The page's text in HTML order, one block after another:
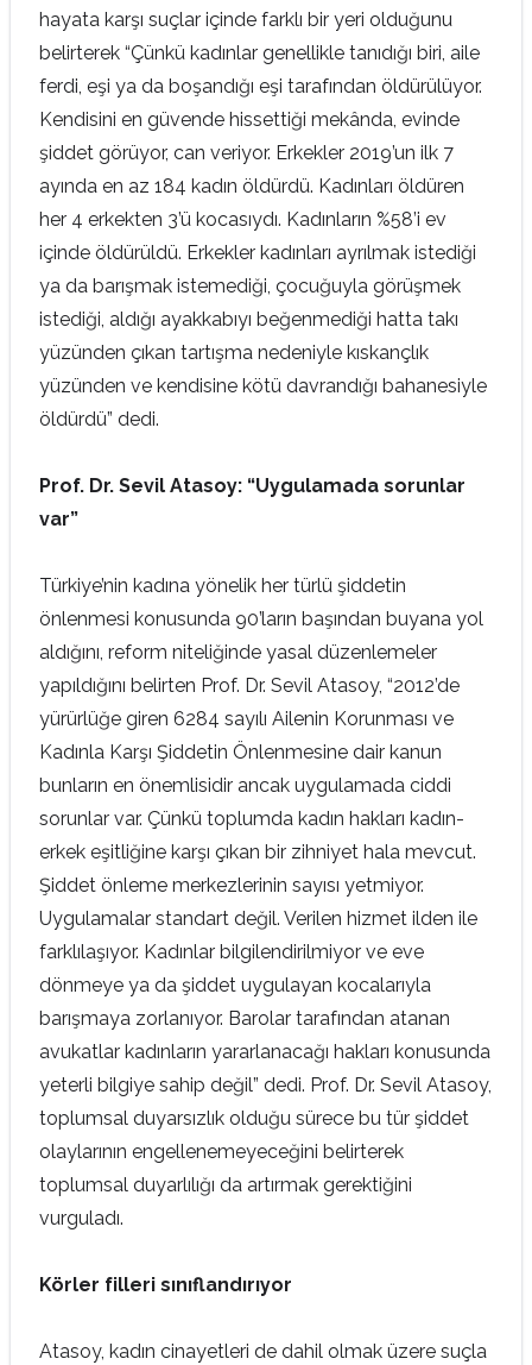
hayata karşı suçlar içinde farklı bir yeri olduğunu
belirterek “Çünkü kadınlar genellikle tanıdığı biri, aile
ferdi, eşi ya da boşandığı eşi tarafından öldürülüyor.
Kendisini en güvende hissettiği mekânda, evinde
şiddet görüyor, can veriyor. Erkekler 2019’un ilk 7
ayında en az 184 kadın öldürdü. Kadınları öldüren
her 4 erkekten 3’ü kocasıydı. Kadınların %58’i ev
içinde öldürüldü. Erkekler kadınları ayrılmak istediği
ya da barışmak istemediği, çocuğuyla görüşmek
istediği, aldığı ayakkabıyı beğenmediği hatta takı
yüzünden çıkan tartışma nedeniyle kıskançlık
yüzünden ve kendisine kötü davrandığı bahanesiyle
öldürdü” dedi.
Prof. Dr. Sevil Atasoy: “Uygulamada sorunlar
var”
Türkiye’nin kadına yönelik her türlü şiddetin
önlenmesi konusunda 90’ların başından buyana yol
aldığını, reform niteliğinde yasal düzenlemeler
yapıldığını belirten Prof. Dr. Sevil Atasoy, “2012’de
yürürlüğe giren 6284 sayılı Ailenin Korunması ve
Kadınla Karşı Şiddetin Önlenmesine dair kanun
bunların en önemlisidir ancak uygulamada ciddi
sorunlar var. Çünkü toplumda kadın hakları kadın-
erkek eşitliğine karşı çıkan bir zihniyet hala mevcut.
Şiddet önleme merkezlerinin sayısı yetmiyor.
Uygulamalar standart değil. Verilen hizmet ilden ile
farklılaşıyor. Kadınlar bilgilendirilmiyor ve eve
dönmeye ya da şiddet uygulayan kocalarıyla
barışmaya zorlanıyor. Barolar tarafından atanan
avukatlar kadınların yararlanacağı hakları konusunda
yeterli bilgiye sahip değil” dedi. Prof. Dr. Sevil Atasoy,
toplumsal duyarsızlık olduğu sürece bu tür şiddet
olaylarının engellenemeyeceğini belirterek
toplumsal duyarlılığı da artırmak gerektiğini
vurguladı.
Körler filleri sınıflandırıyor
Atasoy, kadın cinayetleri de dahil olmak üzere suçla